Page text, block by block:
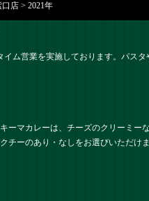
口店 > 2021年
ム営業を実施しております。パス
ーマカレーは、チーズのクリーミー
チーのあり・なしをお選びいただけ